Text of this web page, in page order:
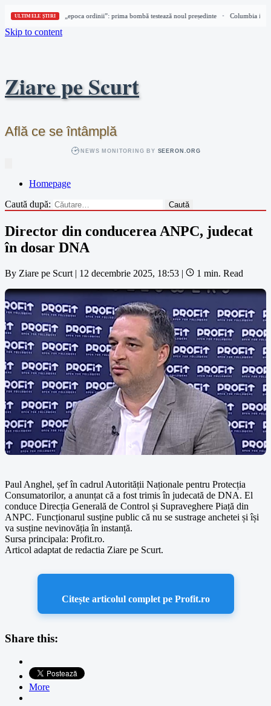
ULTIMELE ȘTIRI
Columbia intră în „epoca ordinii”: prima bombă testează noul președinte Columbia
Skip to content
Ziare pe Scurt
Află ce se întâmplă
NEWS MONITORING BY SEERON.ORG
Homepage
Caută după:
Director din conducerea ANPC, judecat
în dosar DNA
By Ziare pe Scurt | 12 decembrie 2025, 18:53 | 1 min. Read
Paul Anghel, șef în cadrul Autorității Naționale pentru Protecția
Consumatorilor, a anunțat că a fost trimis în judecată de DNA. El
conduce Direcția Generală de Control și Supraveghere Piață din
ANPC. Funcționarul susține public că nu se sustrage anchetei și își
va susține nevinovăția în instanță.
Sursa principala: Profit.ro.
Articol adaptat de redactia Ziare pe Scurt.
Citește articolul complet pe Profit.ro
Share this:
More